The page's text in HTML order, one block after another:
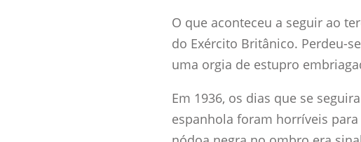
O que aconteceu a seguir ao
do Exército Britânico. Perdeu-
uma orgia de estupro
Em 1936, os dias que se
espanhola foram horríveis